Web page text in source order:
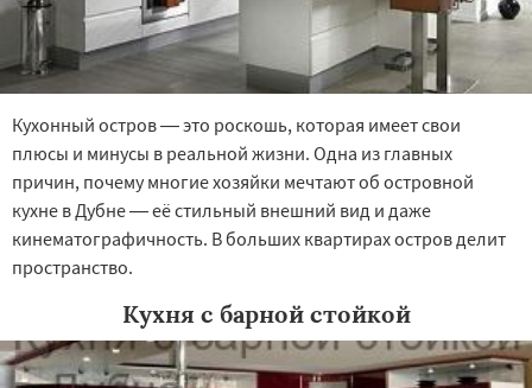
Кухонный остров — это роскошь, которая имеет свои
плюсы и минусы в реальной жизни. Одна из главных
причин, почему многие хозяйки мечтают об островной
кухне в Дубне — её стильный внешний вид и даже
кинематографичность. В больших квартирах остров делит
пространство.
Кухня с барной стойкой